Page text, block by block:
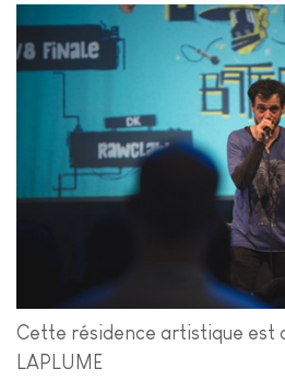
Cette résidence artistique est
LAPLUME